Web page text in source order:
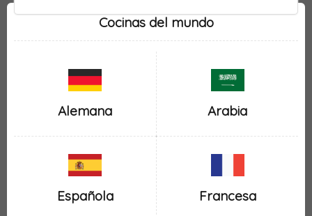
Cocinas del mundo
Alemana Arabia
Española Francesa